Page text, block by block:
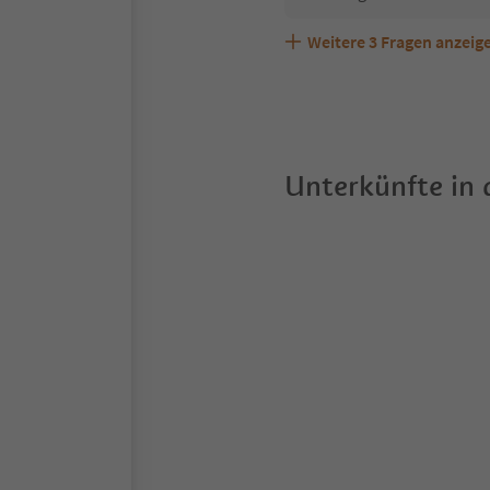
Sind Haustiere in der
Welche Services bietet
Weitere 3 Fragen
Unterkünfte in